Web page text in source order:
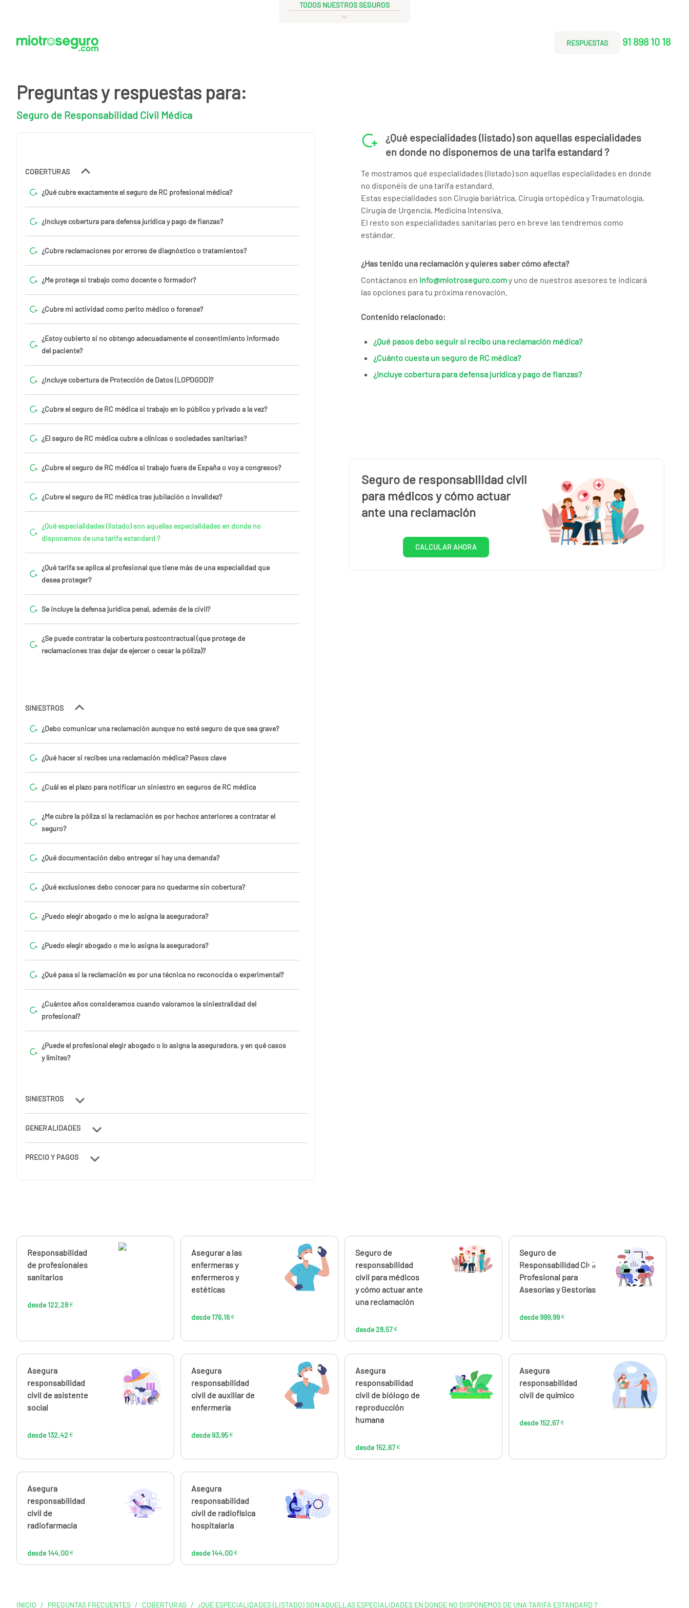
TODOS NUESTROS SEGUROS
RESPUESTAS 91 898 10 18
Preguntas y respuestas para:
Seguro de Responsabilidad Civil Médica
COBERTURAS
¿Qué cubre exactamente el seguro de RC profesional médica?
¿Incluye cobertura para defensa jurídica y pago de fianzas?
¿Cubre reclamaciones por errores de diagnóstico o tratamientos?
¿Me protege si trabajo como docente o formador?
¿Cubre mi actividad como perito médico o forense?
¿Estoy cubierto si no obtengo adecuadamente el consentimiento informado
del paciente?
¿Incluye cobertura de Protección de Datos (LOPDGDD)?
¿Cubre el seguro de RC médica si trabajo en lo público y privado a la vez?
¿El seguro de RC médica cubre a clínicas o sociedades sanitarias?
¿Cubre el seguro de RC médica si trabajo fuera de España o voy a congresos?
¿Cubre el seguro de RC médica tras jubilación o invalidez?
¿Qué especialidades (listado) son aquellas especialidades en donde no
disponemos de una tarifa estandard ?
¿Qué tarifa se aplica al profesional que tiene más de una especialidad que
desea proteger?
Se incluye la defensa jurídica penal, además de la civil?
¿Se puede contratar la cobertura postcontractual (que protege de
reclamaciones tras dejar de ejercer o cesar la póliza)?
SINIESTROS
¿Debo comunicar una reclamación aunque no esté seguro de que sea grave?
¿Qué hacer si recibes una reclamación médica? Pasos clave
¿Cuál es el plazo para notificar un siniestro en seguros de RC médica
¿Me cubre la póliza si la reclamación es por hechos anteriores a contratar el
seguro?
¿Qué documentación debo entregar si hay una demanda?
¿Qué exclusiones debo conocer para no quedarme sin cobertura?
¿Puedo elegir abogado o me lo asigna la aseguradora?
¿Puedo elegir abogado o me lo asigna la aseguradora?
¿Qué pasa si la reclamación es por una técnica no reconocida o experimental?
¿Cuántos años consideramos cuando valoramos la siniestralidad del
profesional?
¿Puede el profesional elegir abogado o lo asigna la aseguradora, y en qué casos
y límites?
SINIESTROS
GENERALIDADES
PRECIO Y PAGOS
¿Qué especialidades (listado) son aquellas especialidades
en donde no disponemos de una tarifa estandard ?
Te mostramos qué especialidades (listado) son aquellas especialidades en donde
no disponéis de una tarifa estandard.
Estas especialidades son Cirugía bariátrica, Cirugía ortopédica y Traumatología,
Cirugía de Urgencia, Medicina Intensiva.
El resto son especialidades sanitarias pero en breve las tendremos como
estándar.
¿Has tenido una reclamación y quieres saber cómo afecta?
Contáctanos en info@miotroseguro.comy uno de nuestros asesores te indicará
las opciones para tu próxima renovación.
Contenido relacionado:
¿Qué pasos debo seguir si recibo una reclamación médica?
¿Cuánto cuesta un seguro de RC médica?
¿Incluye cobertura para defensa jurídica y pago de fianzas?
Seguro de responsabilidad civil
para médicos y cómo actuar
ante una reclamación
CALCULAR AHORA
Calcúlalo ahora
Responsabilidad
de profesionales
sanitarios
desde 122,28 €
Calcúlalo ahora
Asegurar a las
enfermeras y
enfermeros y
estéticas
desde 176,16 €
176,16€
Calcúlalo ahora
Seguro de
responsabilidad
civil para médicos
y cómo actuar ante
una reclamación
desde 28,57 €
28,57 €
Calcúlalo ahora
Seguro de
Responsabilidad Civil
Profesional para
Asesorías y Gestorías
desde 999,99 €
999,99
Calcúlalo ahora
Asegura
responsabilidad
civil de asistente
social
desde 132,42 €
132,42
Calcúlalo ahora
Asegura
responsabilidad
civil de auxiliar de
enfermería
desde 93,95 €
93,95€
Calcúlalo ahora
Asegura
responsabilidad
civil de biólogo de
reproducción
humana
desde 152,67 €
152,67€
Calcúlalo ahora
Asegura
responsabilidad
civil de químico
desde 152,67 €
152,67 €
Calcúlalo ahora
Asegura
responsabilidad
civil de
radiofarmacia
desde 144,00 €
144,00
Calcúlalo ahora
Asegura
responsabilidad
civil de radiofísica
hospitalaria
desde 144,00 €
144,00€
INICIO / PREGUNTAS FRECUENTES / COBERTURAS / ¿QUÉ ESPECIALIDADES (LISTADO) SON AQUELLAS ESPECIALIDADES EN DONDE NO DISPONEMOS DE UNA TARIFA ESTANDARD ?